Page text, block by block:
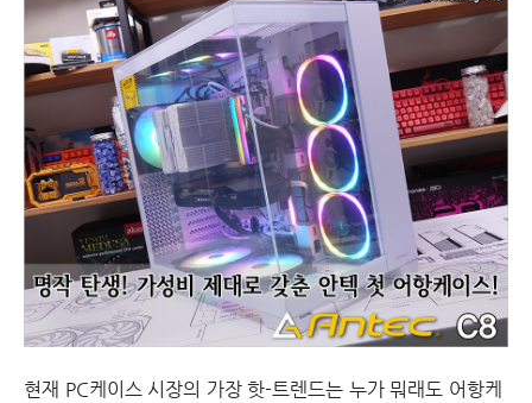
현재 PC케이스 시장의 가장 핫-트렌드는 누가 뭐래도 어항케